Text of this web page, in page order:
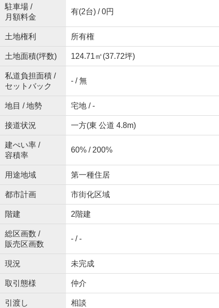
駐車場 /
月額料金
有(2台) / 0円
土地権利 所有権
土地面積(坪数) 124.71㎡(37.72坪)
私道負担面積 /
セットバック
- / 無
地目 / 地勢 宅地 / -
接道状況 一方(東 公道 4.8m)
建ぺい率 /
容積率
60% / 200%
用途地域 第一種住居
都市計画 市街化区域
階建 2階建
総区画数 /
販売区画数
- / -
現況 未完成
取引態様 仲介
引渡し 相談